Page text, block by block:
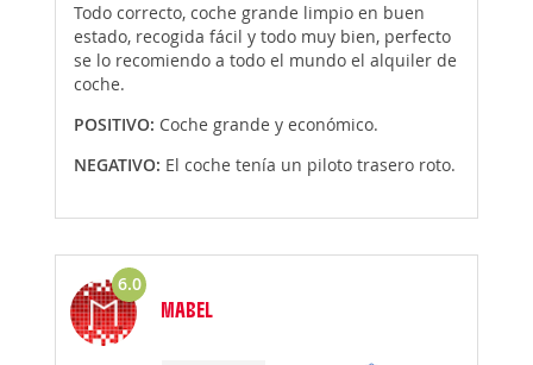
Todo correcto, coche grande limpio en buen
estado, recogida fácil y todo muy bien, perfecto
se lo recomiendo a todo el mundo el alquiler de
coche.
POSITIVO: Coche grande y económico.
NEGATIVO: El coche tenía un piloto trasero roto.
6.0
MABEL